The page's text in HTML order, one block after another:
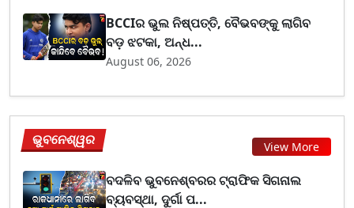
BCCIର ଭୁଲ ନିଷ୍ପତ୍ତି, ବୈଭବଙ୍କୁ ଲାଗିବ
ବଡ଼ ଝଟକା, ଅନ୍ଧ...
August 06, 2026
ଭୁବନେଶ୍ୱର View More
ବଦଳିବ ଭୁବନେଶ୍ବରର ଟ୍ରାଫିକ ସିଗନାଲ
ବ୍ୟବସ୍ଥା, ଦୁର୍ଗା ପ...